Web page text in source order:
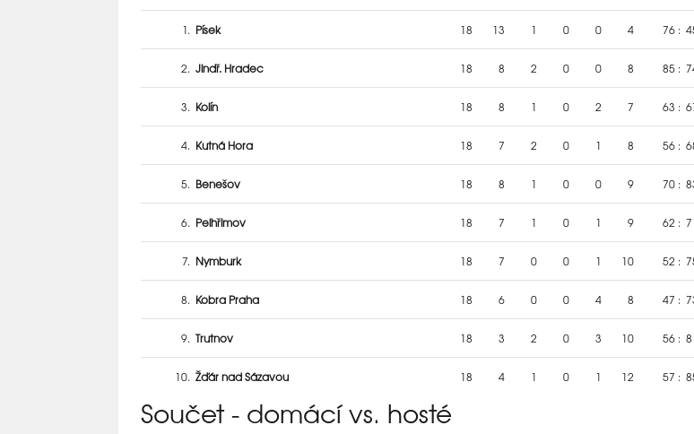
1. Písek 18 13 1 0 0 4 76 :
2. Jindř. Hradec 18 8 2 0 0 8 85 :
3. Kolín 18 8 1 0 2 7 63 :
4. Kutná Hora 18 7 2 0 1 8 56 :
5. Benešov 18 8 1 0 0 9 70 :
6. Pelhřimov 18 7 1 0 1 9 62 :
7. Nymburk 18 7 0 0 1 10 52 :
8. Kobra Praha 18 6 0 0 4 8 47 :
9. Trutnov 18 3 2 0 3 10 56 :
10. Žďár nad Sázavou 18 4 1 0 1 12 57 :
Součet - domácí vs. hosté